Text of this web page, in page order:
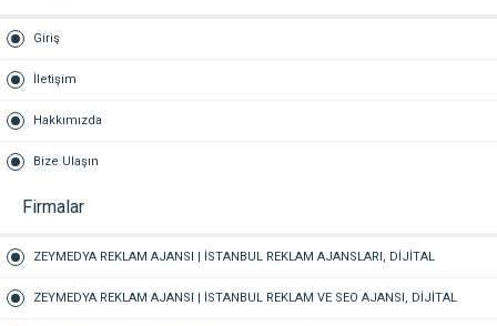
Giriş
İletişim
Hakkımızda
Bize Ulaşın
Firmalar
ZEYMEDYA REKLAM AJANSI | İSTANBUL REKLAM AJANSLARI, DİJİTAL
PAZARLAMA AJANSI, SEO AJANSI & SOSYAL MEDYA AJANSI, 360 REKLAM
ZEYMEDYA REKLAM AJANSI | İSTANBUL REKLAM VE SEO AJANSI, DİJİTAL